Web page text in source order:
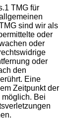
TMG für
sind wir als
oder
oder
oder
den
Eine
Zeitpunkt der
Bei